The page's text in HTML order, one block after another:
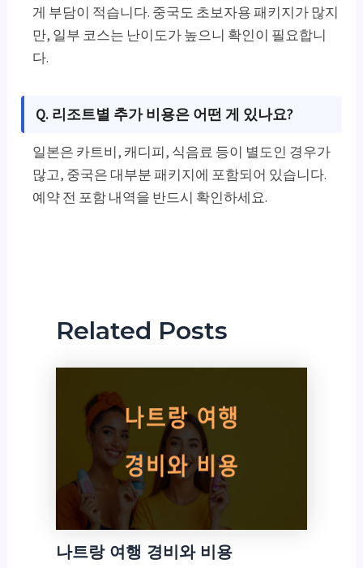
게 부담이 적습니다. 중국도 초보자용 패키지가 많지
만, 일부 코스는 난이도가 높으니 확인이 필요합니
다.
Q. 리조트별 추가 비용은 어떤 게 있나요?
일본은 카트비, 캐디피, 식음료 등이 별도인 경우가
많고, 중국은 대부분 패키지에 포함되어 있습니다.
예약 전 포함 내역을 반드시 확인하세요.
Related Posts
나트랑 여행 경비와 비용